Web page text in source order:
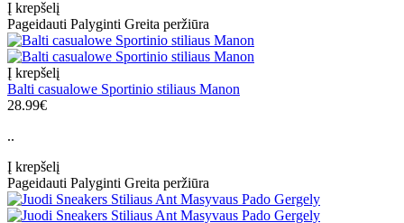
Į krepšelį
Pageidauti Palyginti Greita peržiūra
Į krepšelį
Balti casualowe Sportinio stiliaus Manon
28.99€
..
Į krepšelį
Pageidauti Palyginti Greita peržiūra